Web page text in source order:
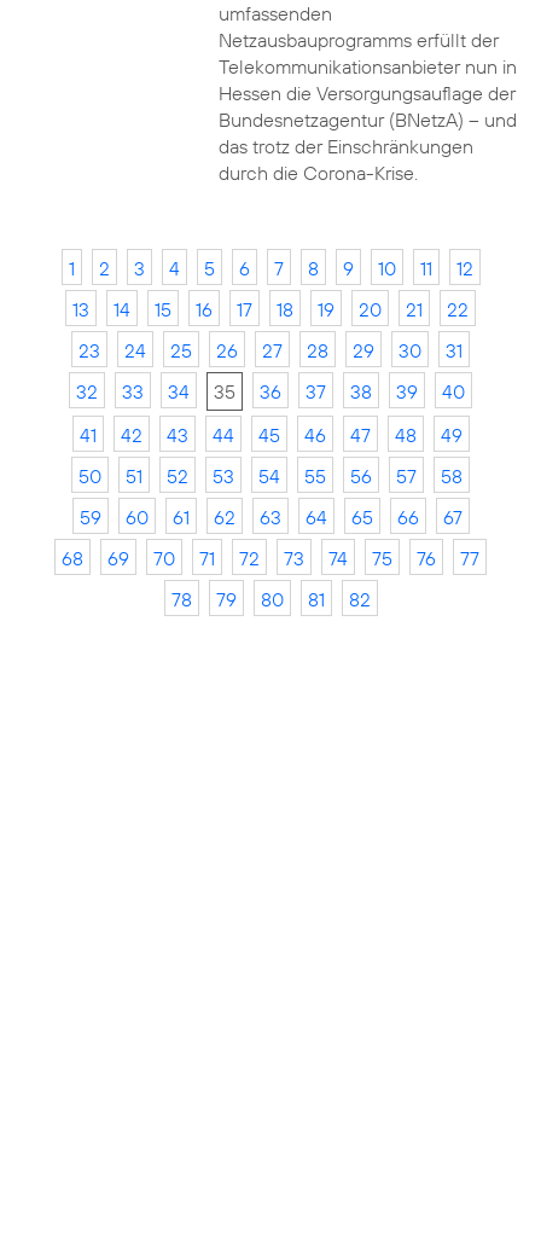
umfassenden
Netzausbauprogramms erfüllt der
Telekommunikationsanbieter nun in
Hessen die Versorgungsauflage der
Bundesnetzagentur (BNetzA) – und
das trotz der Einschränkungen
durch die Corona-Krise.
1 2 3 4 5 6 7 8 9 10 11
12
13
14 15 16 17 18 19 20 21
22
23
24 25 26 27 28 29 30
31
32
33 34 35 36 37 38 39
40
41
42 43 44 45 46 47 48
49
50
51 52 53 54 55 56 57
58
59
60 61 62 63 64 65 66
67
68
69 70 71 72 73 74 75 76
77
78
79 80 81 82